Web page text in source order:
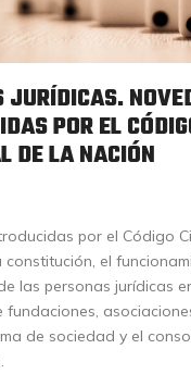
JURÍDICAS.
POR EL
DE LA NACIÓN
por el Código
constitución, el
las personas jurídicas
fundaciones,
de sociedad y el